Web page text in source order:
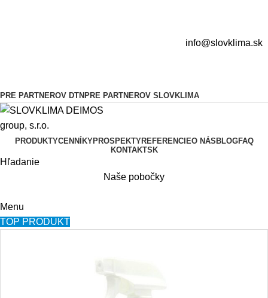
info@slovklima.sk
PRE PARTNEROV DTN PRE PARTNEROV SLOVKLIMA
PRODUKTYCENNÍKYPROSPEKTYREFERENCIEO NÁS BLOGFAQ
KONTAKTSK
Hľadanie
Naše pobočky
Menu
TOP PRODUKT